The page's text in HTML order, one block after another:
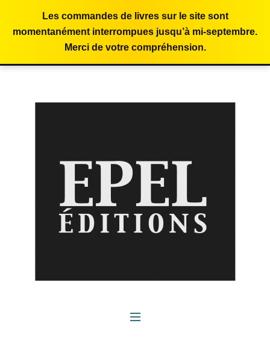
Les commandes de livres sur le site sont
momentanément interrompues jusqu’à mi-septembre.
Merci de votre compréhension.